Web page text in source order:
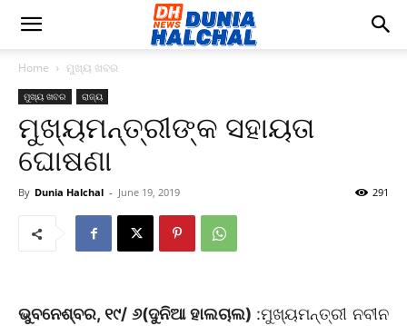
Home ମୁଖ୍ୟ ଖବର
ମୁଖ୍ୟ ଖବର ରାଜ୍ୟ
ମୁଖ୍ୟମନ୍ତ୍ରୀଙ୍କ ସହାୟତା
ଘୋଷଣା
By Dunia Halchal - June 19, 2019 291
ଭୁବନେଶ୍ବର, ୧୯/ ୬(ଦୁନିଆ ହାଲଚାଲ) :ମୁଖ୍ୟମନ୍ତ୍ରୀ ନବୀନ